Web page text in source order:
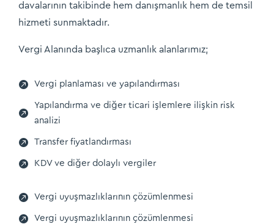
davalarının takibinde hem danışmanlık hem de temsil
hizmeti sunmaktadır.
Vergi Alanında başlıca uzmanlık alanlarımız;
 Vergi planlaması ve yapılandırması

Yapılandırma ve diğer ticari işlemlere ilişkin risk
analizi
 Transfer fiyatlandırması
 KDV ve diğer dolaylı vergiler
 Vergi uyuşmazlıklarının çözümlenmesi
 Vergi uyuşmazlıklarının çözümlenmesi